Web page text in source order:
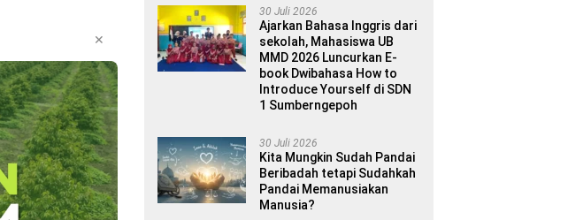
✕
30 Juli 2026
Ajarkan Bahasa Inggris dari
sekolah, Mahasiswa UB
MMD 2026 Luncurkan E-
book Dwibahasa How to
Introduce Yourself di SDN
1 Sumberngepoh
30 Juli 2026
Kita Mungkin Sudah Pandai
Beribadah tetapi Sudahkah
Pandai Memanusiakan
Manusia?